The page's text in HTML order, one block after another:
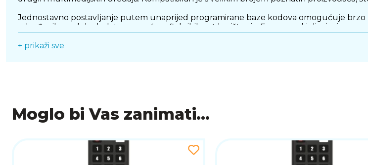
Jednostavno postavljanje putem unaprijed programirane baze kodova omogućuje
određenih modela dodatno povećava fleksibilnost korištenja. Ergonomski dizajn,
upravljanje bez potrebe za više daljinskih upravljača.
+ prikaži sve
Moglo bi Vas zanimati...